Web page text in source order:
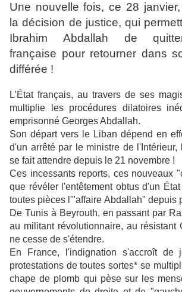
Une nouvelle fois, ce 28
la décision de justice, qui
Ibrahim Abdallah de
française pour retourner dans
différée !
L’État français, au travers de ses
multiplie les procédures dilatoires
emprisonné Georges Abdallah.
Son départ vers le Liban dépend en
d'un arrêté par le ministre de l'Intérieur,
se fait attendre depuis le 21 novembre !
Ces incessants reports, ces nouveaux
que révéler l'entêtement obtus d'un
toutes pièces l'"affaire Abdallah" depuis
De Tunis à Beyrouth, en passant par
au militant révolutionnaire, au résistant
ne cesse de s'étendre.
En France, l'indignation s'accroît de
protestations de toutes sortes* se
chape de plomb qui pèse sur les